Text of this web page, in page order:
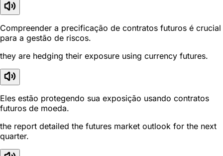
Compreender a precificação de contratos futuros é crucial
para a gestão de riscos.
they are hedging their exposure using currency futures.
Eles estão protegendo sua exposição usando contratos
futuros de moeda.
the report detailed the futures market outlook for the next
quarter.